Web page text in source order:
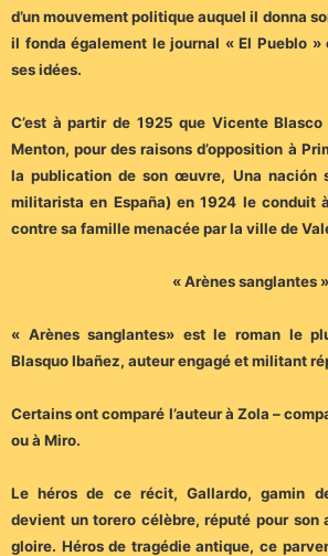
d’un mouvement politique auquel il donna
il fonda également le journal « El Pueblo
ses idées.
C’est à partir de 1925 que Vicente Blasco
Menton, pour des raisons d’opposition à
la publication de son œuvre, Una nación
militarista en España) en 1924 le conduit
contre sa famille menacée par la ville de
« Arènes sanglantes »
« Arènes sanglantes» est le roman le
Blasquo Ibañez, auteur engagé et militant
Certains ont comparé l’auteur à Zola –
ou à Miro.
Le héros de ce récit, Gallardo, gamin
devient un torero célèbre, réputé pour son
gloire. Héros de tragédie antique, ce